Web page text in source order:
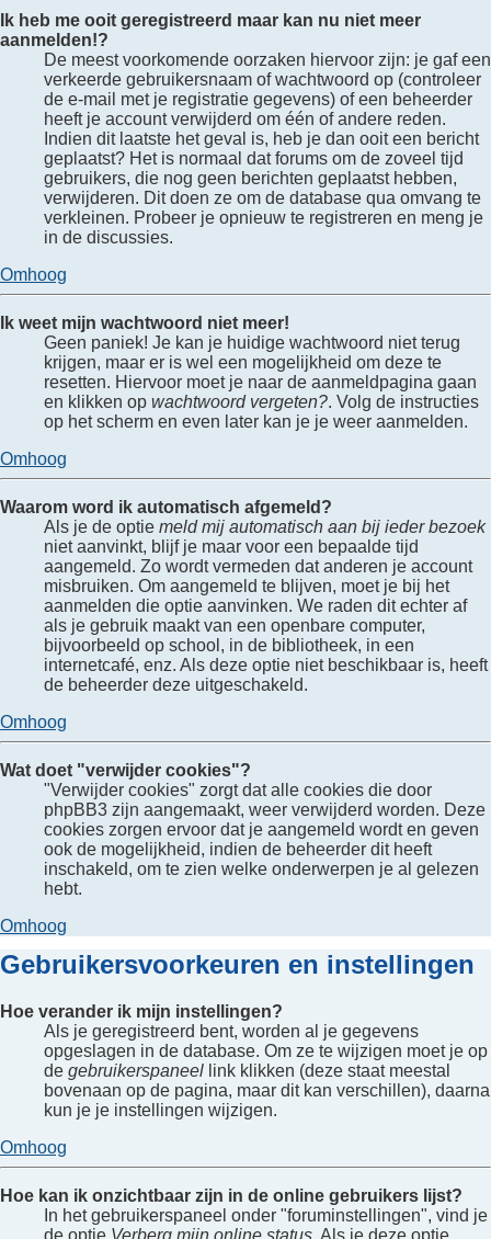
Ik heb me ooit geregistreerd maar kan nu niet meer
aanmelden!?
De meest voorkomende oorzaken hiervoor zijn: je gaf een
verkeerde gebruikersnaam of wachtwoord op (controleer
de e-mail met je registratie gegevens) of een beheerder
heeft je account verwijderd om één of andere reden.
Indien dit laatste het geval is, heb je dan ooit een bericht
geplaatst? Het is normaal dat forums om de zoveel tijd
gebruikers, die nog geen berichten geplaatst hebben,
verwijderen. Dit doen ze om de database qua omvang te
verkleinen. Probeer je opnieuw te registreren en meng je
in de discussies.
Omhoog
Ik weet mijn wachtwoord niet meer!
Geen paniek! Je kan je huidige wachtwoord niet terug
krijgen, maar er is wel een mogelijkheid om deze te
resetten. Hiervoor moet je naar de aanmeldpagina gaan
en klikken op wachtwoord vergeten?. Volg de instructies
op het scherm en even later kan je je weer aanmelden.
Omhoog
Waarom word ik automatisch afgemeld?
Als je de optie meld mij automatisch aan bij ieder bezoek
niet aanvinkt, blijf je maar voor een bepaalde tijd
aangemeld. Zo wordt vermeden dat anderen je account
misbruiken. Om aangemeld te blijven, moet je bij het
aanmelden die optie aanvinken. We raden dit echter af
als je gebruik maakt van een openbare computer,
bijvoorbeeld op school, in de bibliotheek, in een
internetcafé, enz. Als deze optie niet beschikbaar is, heeft
de beheerder deze uitgeschakeld.
Omhoog
Wat doet "verwijder cookies"?
"Verwijder cookies" zorgt dat alle cookies die door
phpBB3 zijn aangemaakt, weer verwijderd worden. Deze
cookies zorgen ervoor dat je aangemeld wordt en geven
ook de mogelijkheid, indien de beheerder dit heeft
inschakeld, om te zien welke onderwerpen je al gelezen
hebt.
Omhoog
Gebruikersvoorkeuren en instellingen
Hoe verander ik mijn instellingen?
Als je geregistreerd bent, worden al je gegevens
opgeslagen in de database. Om ze te wijzigen moet je op
de gebruikerspaneel link klikken (deze staat meestal
bovenaan op de pagina, maar dit kan verschillen), daarna
kun je je instellingen wijzigen.
Omhoog
Hoe kan ik onzichtbaar zijn in de online gebruikers lijst?
In het gebruikerspaneel onder "foruminstellingen", vind je
de optie Verberg mijn online status. Als je deze optie